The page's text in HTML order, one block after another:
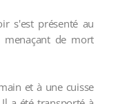
s'est présenté au
menaçant de mort
et à une cuisse